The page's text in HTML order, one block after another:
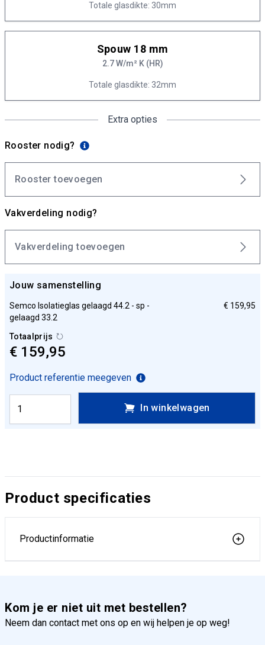
Totale glasdikte: 30mm
Spouw 18 mm
2.7 W/m² K (HR)
Totale glasdikte: 32mm
Extra opties
Rooster nodig?
Rooster toevoegen
Vakverdeling nodig?
Vakverdeling toevoegen
Jouw samenstelling
Semco Isolatieglas gelaagd 44.2 - sp -
gelaagd 33.2
€ 159,95
Totaalprijs
€ 159,95
Product referentie meegeven
In winkelwagen
Product specificaties
Productinformatie
Kom je er niet uit met bestellen?
Neem dan contact met ons op en wij helpen je op weg!